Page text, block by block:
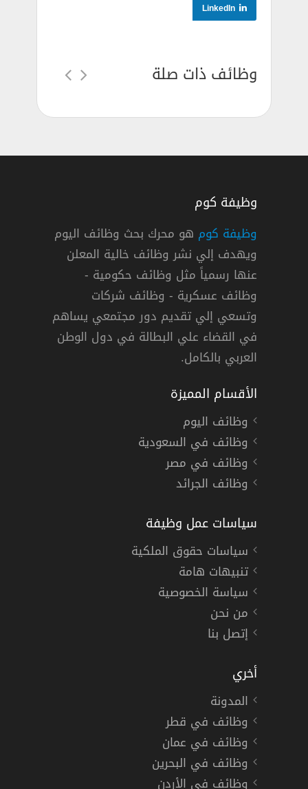
LinkedIn
وظائف ذات صلة
الإداري ودعم المبيعات بالرياض
دوام كامل
وظيفة كوم
وظيفة كوم هو محرك بحث وظائف اليوم
ويهدف إلي نشر وظائف خالية المعلن
عنها رسمياً مثل وظائف حكومية -
وظائف عسكرية - وظائف شركات
وتسعي إلي تقديم دور مجتمعي يساهم
في القضاء علي البطالة في دول الوطن
العربي بالكامل.
الأقسام المميزة
وظائف اليوم
وظائف في السعودية
وظائف في مصر
وظائف الجرائد
سياسات عمل وظيفة
سياسات حقوق الملكية
تنبيهات هامة
سياسة الخصوصية
من نحن
إتصل بنا
أخري
المدونة
وظائف في قطر
وظائف في عمان
وظائف في البحرين
وظائف في الأردن